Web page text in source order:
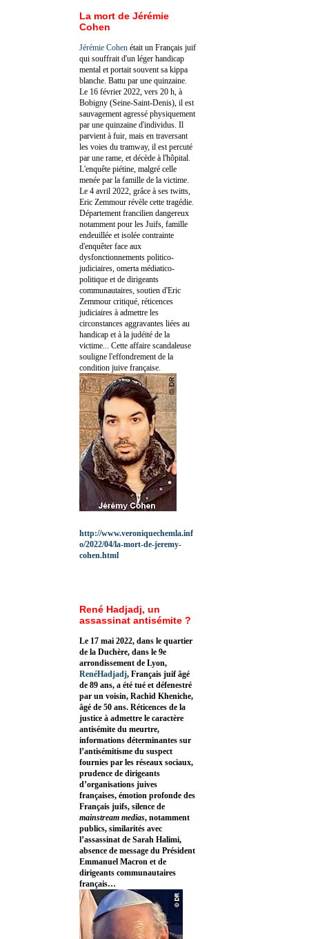
La mort de Jérémie
Cohen
Jérémie Cohen était un Français juif
qui souffrait d'un léger handicap
mental et portait souvent sa kippa
blanche. Battu par une quinzaine.
Le 16 février 2022, vers 20 h, à
Bobigny (Seine-Saint-Denis), il est
sauvagement agressé physiquement
par une quinzaine d'individus. Il
parvient à fuir, mais en traversant
les voies du tramway, il est percuté
par une rame, et décède à l'hôpital.
L'enquête piétine, malgré celle
menée par la famille de la victime.
Le 4 avril 2022, grâce à ses twitts,
Eric Zemmour révèle cette tragédie.
Département francilien dangereux
notamment pour les Juifs, famille
endeuillée et isolée contrainte
d'enquêter face aux
dysfonctionnements politico-
judiciaires, omerta médiatico-
politique et de dirigeants
communautaires, soutien d'Eric
Zemmour critiqué, réticences
judiciaires à admettre les
circonstances aggravantes liées au
handicap et à la judéité de la
victime... Cette affaire scandaleuse
souligne l'effondrement de la
condition juive française.
http://www.veroniquechemla.inf
o/2022/04/la-mort-de-jeremy-
cohen.html
René Hadjadj, un
assassinat antisémite ?
Le 17 mai 2022, dans le quartier
de la Duchère, dans le 9e
arrondissement de Lyon,
RenéHadjadj, Français juif âgé
de 89 ans, a été tué et défenestré
par un voisin, Rachid Kheniche,
âgé de 50 ans. Réticences de la
justice à admettre le caractère
antisémite du meurtre,
informations déterminantes sur
l’antisémitisme du suspect
fournies par les réseaux sociaux,
prudence de dirigeants
d’organisations juives
françaises, émotion profonde des
Français juifs, silence de
mainstream medias, notamment
publics, similarités avec
l’assassinat de Sarah Halimi,
absence de message du Président
Emmanuel Macron et de
dirigeants communautaires
français…